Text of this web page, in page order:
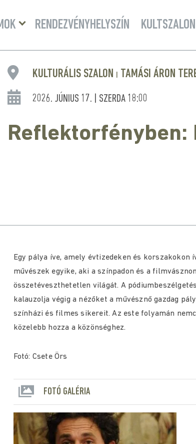
Menü
lenyitásaRENDEZVÉNYHELYSZÍN KULTSZALON
KULTURÁLIS SZALON TAMÁSI ÁRON
2026. JÚNIUS 17. | SZERDA 18:00
Reflektorfényben:
Egy pálya íve, amely évtizedeken és korszakokon
művészek egyike, aki a színpadon és a
összetéveszthetetlen világát. A
kalauzolja végig a nézőket a művésznő gazdag
színházi és filmes sikereit. Az este folyamán
közelebb hozza a közönséghez.
Fotó: Csete Örs
FOTÓ GALÉRIA